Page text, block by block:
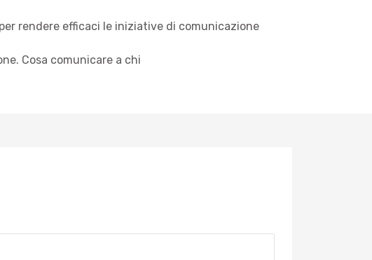
rendere efficaci le iniziative di comunicazione
Cosa comunicare a chi